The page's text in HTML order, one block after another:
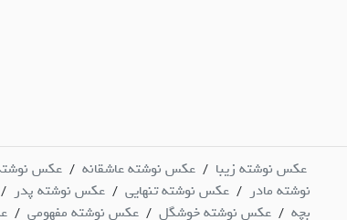
عکس نوشته زیبا / عکس نوشته عاشقانه / عکس
نوشته مادر / عکس نوشته تنهایی / عکس نوشته پدر /
بچه / عکس نوشته خوشگل / عکس نوشته مفهومی /